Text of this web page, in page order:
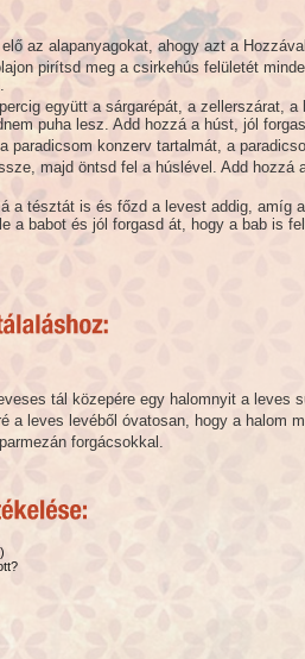
az alapanyagokat, ahogy azt a
pirítsd meg a csirkehús felületét
együtt a sárgarépát, a zellerszárat,
puha lesz. Add hozzá a húst, jól
paradicsom konzerv tartalmát, a
majd öntsd fel a húslével. Add
a tésztát is és főzd a levest addig, amíg
a babot és jól forgasd át, hogy a bab is
tál közepére egy halomnyit a leves
a leves levéből óvatosan, hogy a halom
forgácsokkal.